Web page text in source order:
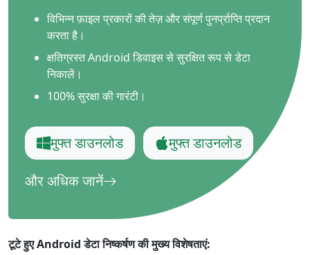
विभिन्न फ़ाइल प्रकारों की तेज़ और संपूर्ण पुनर्प्राप्ति प्रदान
करता है।
क्षतिग्रस्त Android डिवाइस से सुरक्षित रूप से डेटा
निकालें।
100% सुरक्षा की गारंटी।
मुफ्त डाउनलोड मुफ्त डाउनलोड
और अधिक जानें
टूटे हुए Android डेटा निष्कर्षण की मुख्य विशेषताएं: